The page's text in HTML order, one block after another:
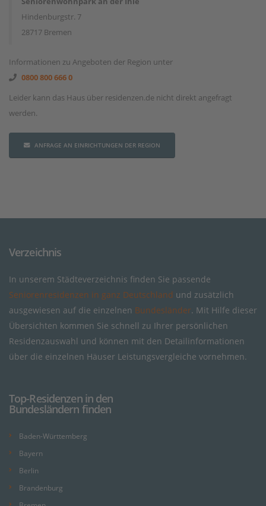
Hindenburgstr. 7
28717 Bremen
Informationen zu Angeboten der Region unter
0800 800 666 0
Leider kann das Haus über residenzen.de nicht direkt angefragt
werden.
ANFRAGE AN EINRICHTUNGEN DER REGION
Verzeichnis
In unserem Städteverzeichnis finden Sie passende
Seniorenresidenzen in ganz Deutschland und zusätzlich
ausgewiesen auf die einzelnen Bundesländer. Mit Hilfe dieser
Übersichten kommen Sie schnell zu Ihrer persönlichen
Residenzauswahl und können mit den Detailinformationen
über die einzelnen Häuser Leistungsvergleiche vornehmen.
Top-Residenzen in den
Bundesländern finden
Baden-Württemberg
Bayern
Berlin
Brandenburg